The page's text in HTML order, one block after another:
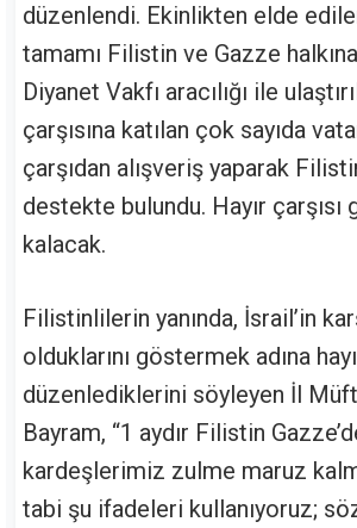
düzenlendi. Ekinlikten elde
tamamı Filistin ve Gazze
Diyanet Vakfı aracılığı ile
çarşısına katılan çok sayıda
çarşıdan alışveriş yaparak
destekte bulundu. Hayır çarşısı
kalacak.
Filistinlilerin yanında, İsrail’in
olduklarını göstermek adına
düzenlediklerini söyleyen İl
Bayram, “1 aydır Filistin
kardeşlerimiz zulme maruz
tabi şu ifadeleri kullanıyoruz;